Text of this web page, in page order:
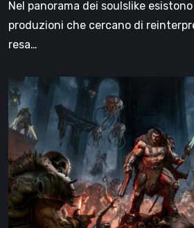
Nel panorama dei soulslike
produzioni che cercano di
resa…
DOOM:
The
Dark
Ages
–
Revelations,
la
recensione